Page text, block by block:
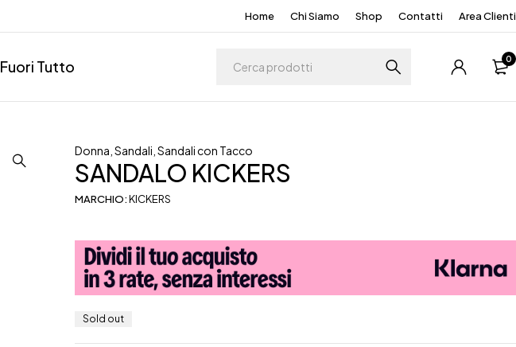
Home Chi Siamo Shop Contatti Area Clienti
Fuori Tutto 0
Donna ,Sandali ,Sandali con Tacco
SANDALO KICKERS
MARCHIO:KICKERS
Sold out